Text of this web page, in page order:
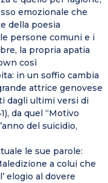
emozionale che
della poesia
persone comuni e i
la propria apatia
così
in un soffio cambia
attrice genovese
dagli ultimi versi di
da quel “Motivo
del suicidio,
le sue parole:
a colui che
elogio al dovere